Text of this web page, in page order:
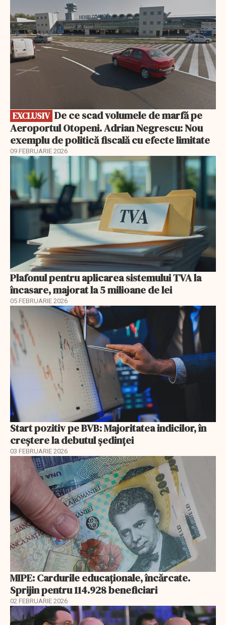
EXCLUSIV
Aeroportul Otopeni. Adrian Negrescu: Nou
exemplu de politică fiscală cu efecte limitate
09 FEBRUARIE 2026
Plafonul pentru aplicarea sistemului TVA la
încasare, majorat la 5 milioane de lei
05 FEBRUARIE 2026
Start pozitiv pe BVB: Majoritatea indicilor, în
creştere la debutul şedinţei
03 FEBRUARIE 2026
MIPE: Cardurile educaţionale, încărcate.
Sprijin pentru 114.928 beneficiari
02 FEBRUARIE 2026